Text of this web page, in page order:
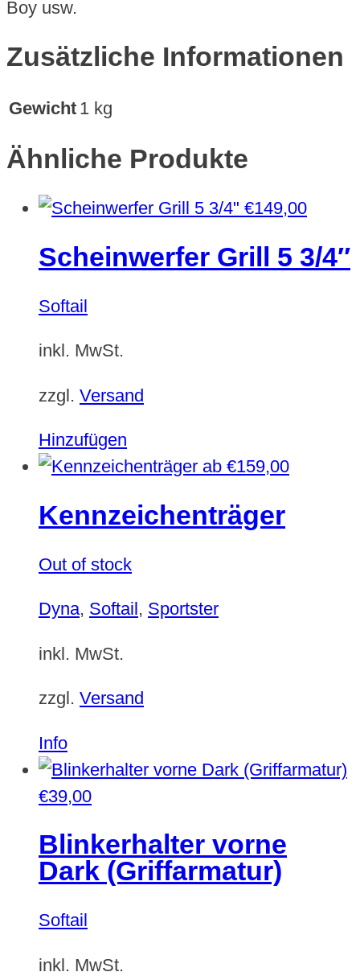
Boy usw.
Zusätzliche Informationen
Gewicht 1 kg
Ähnliche Produkte
€149,00
Scheinwerfer Grill 5 3/4″
Softail
inkl. MwSt.
zzgl. Versand
Hinzufügen
ab €159,00
Kennzeichenträger
Out of stock
Dyna, Softail , Sportster
inkl. MwSt.
zzgl. Versand
InfoDieses
Produkt
weist
Varianten
auf.
Optionen
können
€39,00
Blinkerhalter vorne
Dark (Griffarmatur)
Softail
inkl. MwSt.